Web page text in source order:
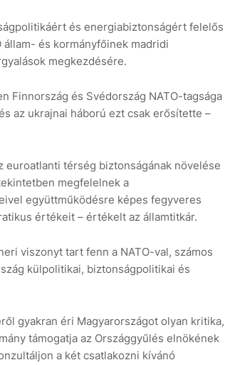
és energiabiztonságért felelős
és kormányfőinek madridi
megkezdésére.
Finnország és Svédország NATO-tagsága
az ukrajnai háború ezt csak erősítette –
euroatlanti térség biztonságának növelése
megfelelnek a
együttműködésre képes fegyveres
értékeit – értékelt az államtitkár.
viszonyt tart fenn a NATO-val, számos
külpolitikai, biztonságpolitikai és
gyakran éri Magyarországot olyan kritika,
támogatja az Országgyűlés elnökének
a két csatlakozni kívánó